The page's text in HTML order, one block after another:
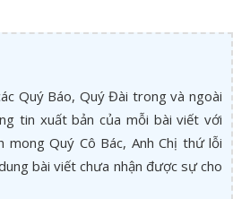
Quý Báo, Quý Đài trong và ngoài
tin xuất bản của mỗi bài viết với
Quý Cô Bác, Anh Chị thứ lỗi
bài viết chưa nhận được sự cho